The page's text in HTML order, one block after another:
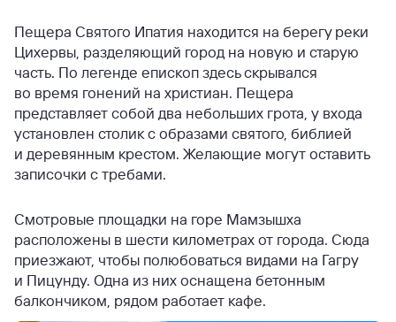
Пещера Святого Ипатия находится на берегу реки
Цихервы, разделяющий город на новую и старую
часть. По легенде епископ здесь скрывался
во время гонений на христиан. Пещера
представляет собой два небольших грота, у входа
установлен столик с образами святого, библией
и деревянным крестом. Желающие могут оставить
записочки с требами.
Смотровые площадки на горе Мамзышха
расположены в шести километрах от города. Сюда
приезжают, чтобы полюбоваться видами на Гагру
и Пицунду. Одна из них оснащена бетонным
балкончиком, рядом работает кафе.